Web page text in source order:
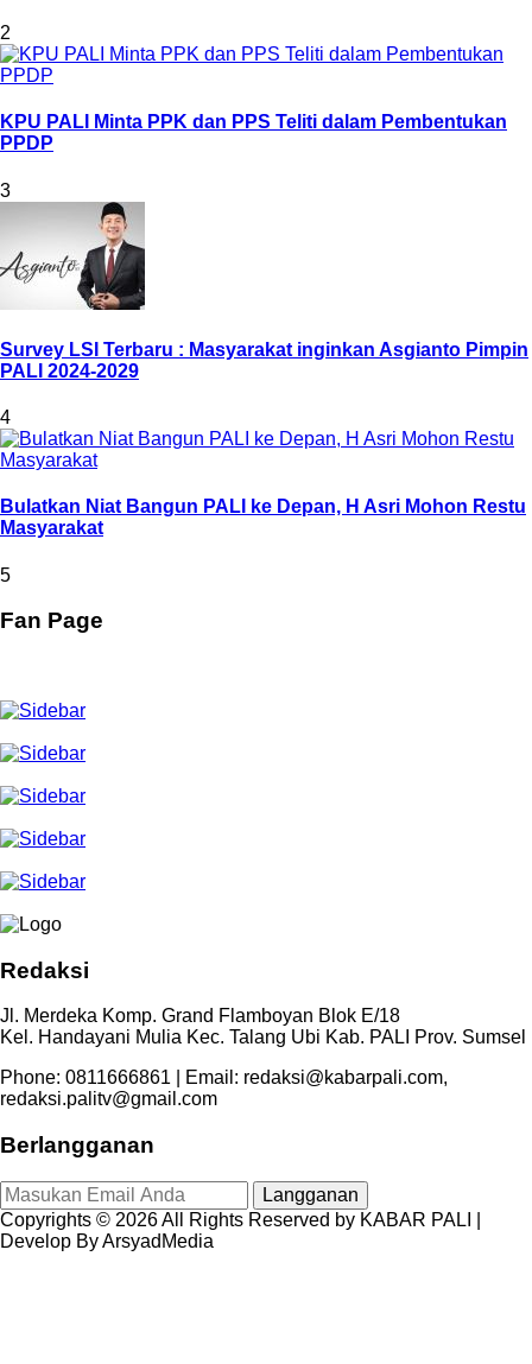
2
KPU PALI Minta PPK dan PPS Teliti dalam Pembentukan
PPDP
3
Survey LSI Terbaru : Masyarakat inginkan Asgianto Pimpin
PALI 2024-2029
4
Bulatkan Niat Bangun PALI ke Depan, H Asri Mohon Restu
Masyarakat
5
Fan Page
Redaksi
Jl. Merdeka Komp. Grand Flamboyan Blok E/18
Kel. Handayani Mulia Kec. Talang Ubi Kab. PALI Prov. Sumsel
Phone: 0811666861 | Email: redaksi@kabarpali.com,
redaksi.palitv@gmail.com
Berlangganan
Langganan
Copyrights © 2026 All Rights Reserved by KABAR PALI |
Develop By ArsyadMedia